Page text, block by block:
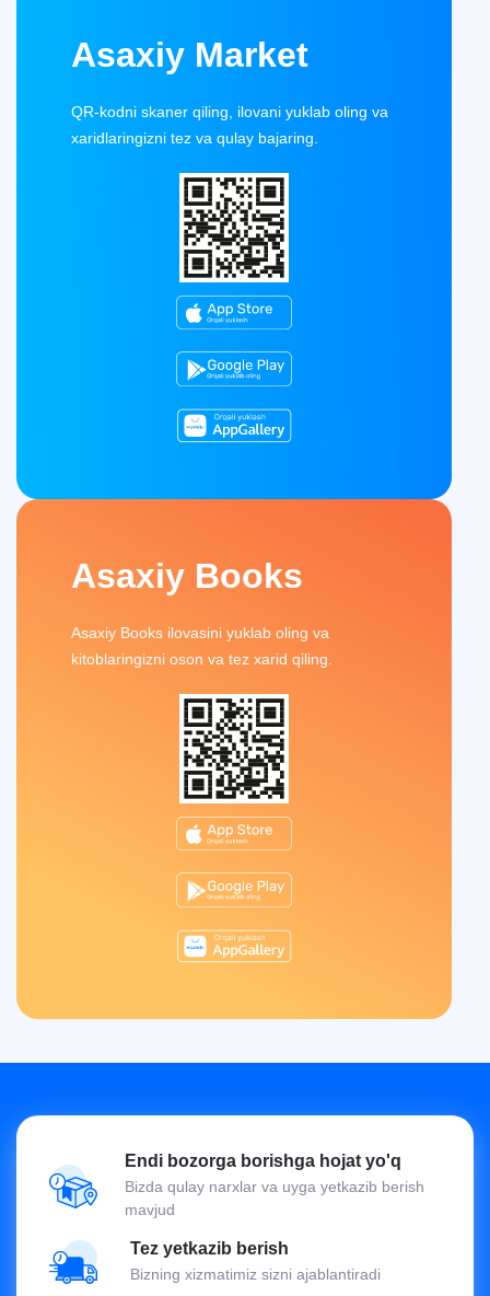
Asaxiy Market
QR-kodni skaner qiling, ilovani yuklab oling va
xaridlaringizni tez va qulay bajaring.
Asaxiy Books
Asaxiy Books ilovasini yuklab oling va
kitoblaringizni oson va tez xarid qiling.
Endi bozorga borishga hojat yo'q
Bizda qulay narxlar va uyga yetkazib berish
mavjud
Tez yetkazib berish
Bizning xizmatimiz sizni ajablantiradi